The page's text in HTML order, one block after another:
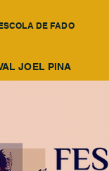
DE FADO
JOEL PINA